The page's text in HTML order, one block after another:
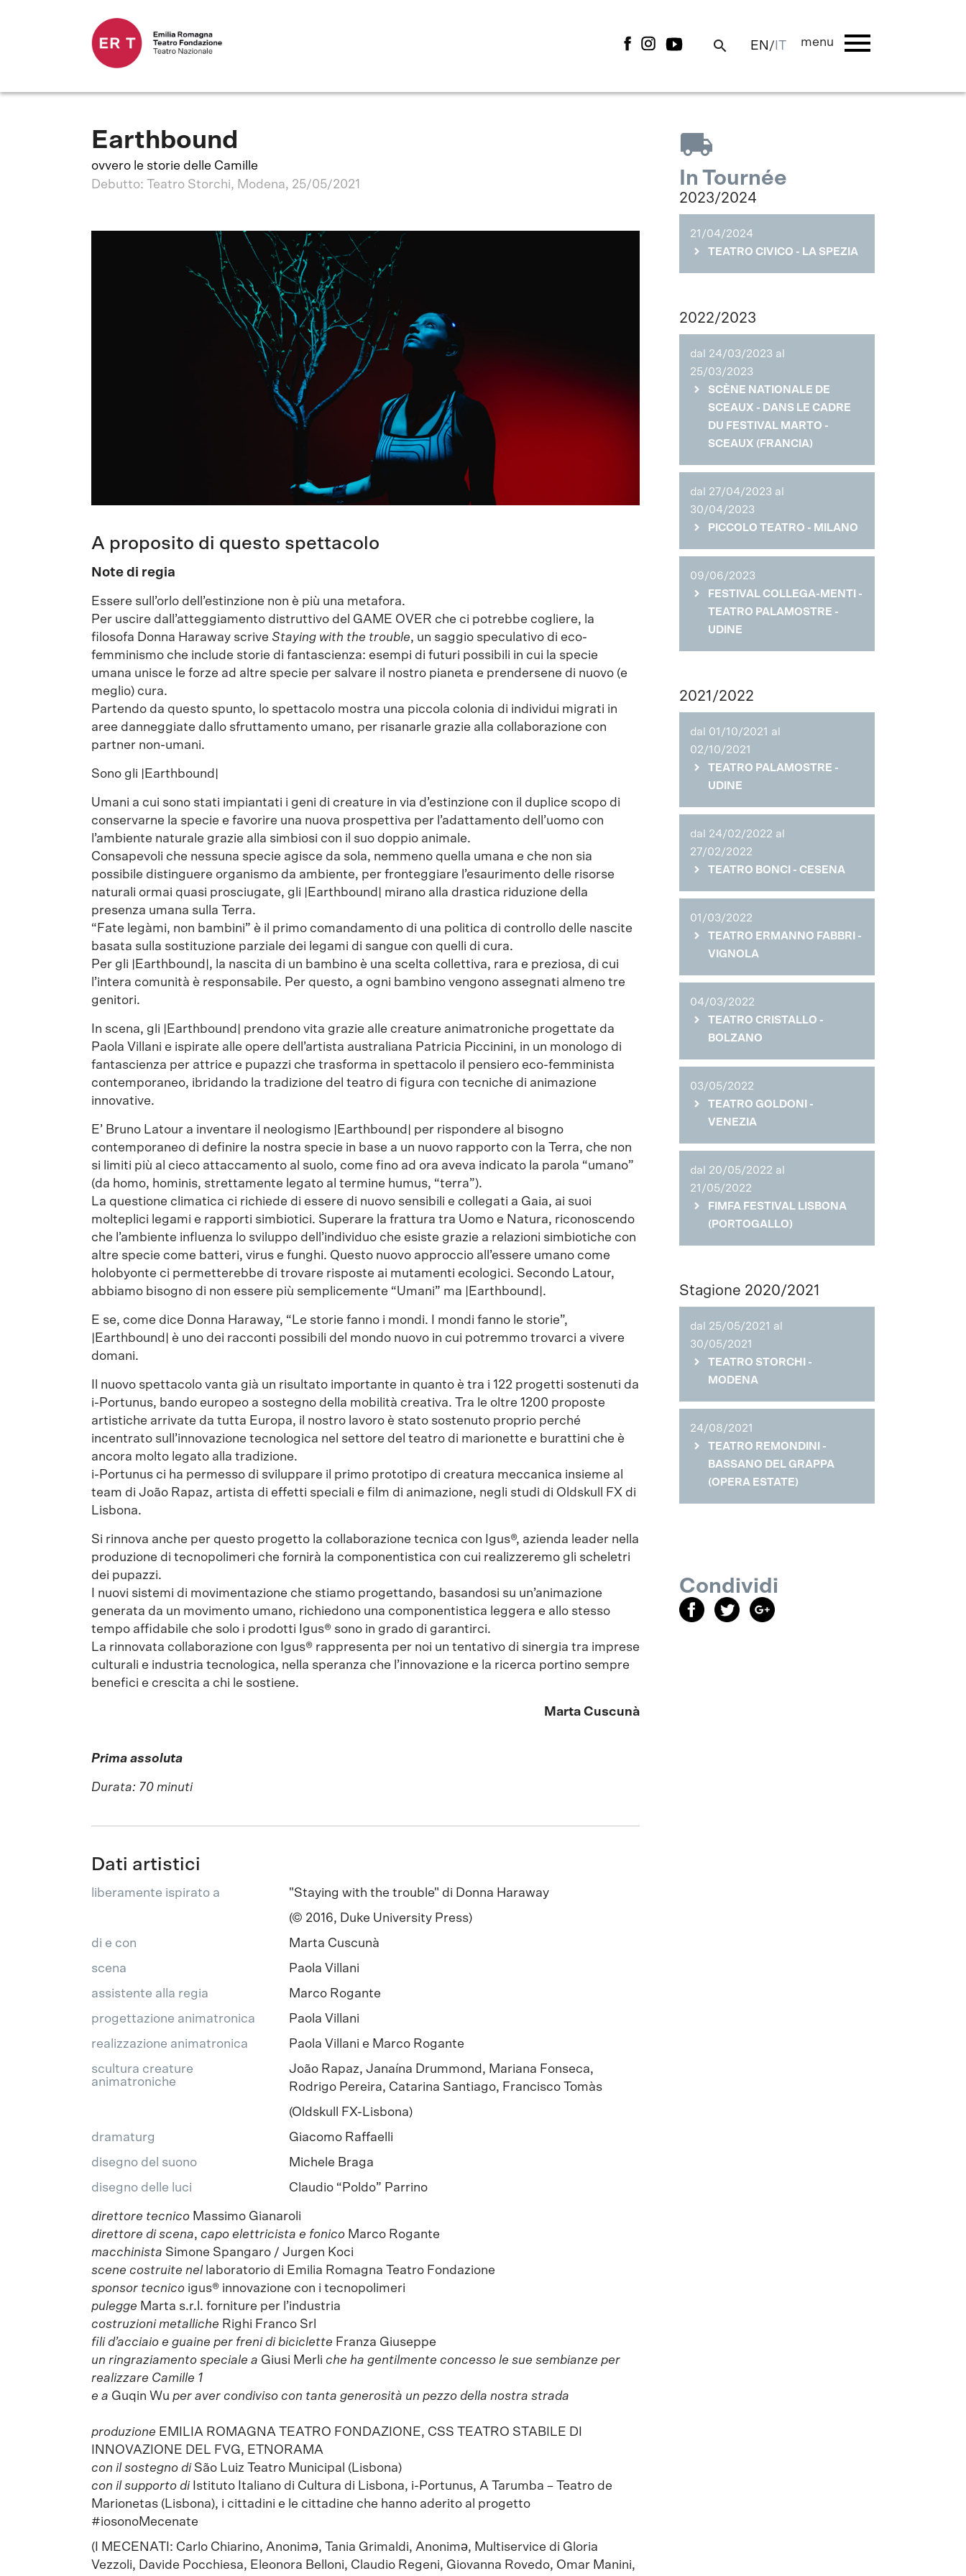
search EN / IT menu menu
Earthbound
ovvero le storie delle Camille
Debutto: Teatro Storchi, Modena, 25/05/2021
A proposito di questo spettacolo
Note di regia
Essere sull’orlo dell’estinzione non è più una metafora.
Per uscire dall’atteggiamento distruttivo del GAME OVER che ci potrebbe cogliere, la
filosofa Donna Haraway scrive Staying with the trouble, un saggio speculativo di eco-
femminismo che include storie di fantascienza: esempi di futuri possibili in cui la specie
umana unisce le forze ad altre specie per salvare il nostro pianeta e prendersene di nuovo (e
meglio) cura.
Partendo da questo spunto, lo spettacolo mostra una piccola colonia di individui migrati in
aree danneggiate dallo sfruttamento umano, per risanarle grazie alla collaborazione con
partner non-umani.
Sono gli |Earthbound|
Umani a cui sono stati impiantati i geni di creature in via d’estinzione con il duplice scopo di
conservarne la specie e favorire una nuova prospettiva per l’adattamento dell’uomo con
l’ambiente naturale grazie alla simbiosi con il suo doppio animale.
Consapevoli che nessuna specie agisce da sola, nemmeno quella umana e che non sia
possibile distinguere organismo da ambiente, per fronteggiare l’esaurimento delle risorse
naturali ormai quasi prosciugate, gli |Earthbound| mirano alla drastica riduzione della
presenza umana sulla Terra.
“Fate legàmi, non bambini” è il primo comandamento di una politica di controllo delle nascite
basata sulla sostituzione parziale dei legami di sangue con quelli di cura.
Per gli |Earthbound|, la nascita di un bambino è una scelta collettiva, rara e preziosa, di cui
l’intera comunità è responsabile. Per questo, a ogni bambino vengono assegnati almeno tre
genitori.
In scena, gli |Earthbound| prendono vita grazie alle creature animatroniche progettate da
Paola Villani e ispirate alle opere dell’artista australiana Patricia Piccinini, in un monologo di
fantascienza per attrice e pupazzi che trasforma in spettacolo il pensiero eco-femminista
contemporaneo, ibridando la tradizione del teatro di figura con tecniche di animazione
innovative.
E’ Bruno Latour a inventare il neologismo |Earthbound| per rispondere al bisogno
contemporaneo di definire la nostra specie in base a un nuovo rapporto con la Terra, che non
si limiti più al cieco attaccamento al suolo, come fino ad ora aveva indicato la parola “umano”
(da homo, hominis, strettamente legato al termine humus, “terra”).
La questione climatica ci richiede di essere di nuovo sensibili e collegati a Gaia, ai suoi
molteplici legami e rapporti simbiotici. Superare la frattura tra Uomo e Natura, riconoscendo
che l’ambiente influenza lo sviluppo dell’individuo che esiste grazie a relazioni simbiotiche con
altre specie come batteri, virus e funghi. Questo nuovo approccio all’essere umano come
holobyonte ci permetterebbe di trovare risposte ai mutamenti ecologici. Secondo Latour,
abbiamo bisogno di non essere più semplicemente “Umani” ma |Earthbound|.
E se, come dice Donna Haraway, “Le storie fanno i mondi. I mondi fanno le storie”,
|Earthbound| è uno dei racconti possibili del mondo nuovo in cui potremmo trovarci a vivere
domani.
Il nuovo spettacolo vanta già un risultato importante in quanto è tra i 122 progetti sostenuti da
i-Portunus, bando europeo a sostegno della mobilità creativa. Tra le oltre 1200 proposte
artistiche arrivate da tutta Europa, il nostro lavoro è stato sostenuto proprio perché
incentrato sull’innovazione tecnologica nel settore del teatro di marionette e burattini che è
ancora molto legato alla tradizione.
i-Portunus ci ha permesso di sviluppare il primo prototipo di creatura meccanica insieme al
team di João Rapaz, artista di effetti speciali e film di animazione, negli studi di Oldskull FX di
Lisbona.
Si rinnova anche per questo progetto la collaborazione tecnica con Igus®, azienda leader nella
produzione di tecnopolimeri che fornirà la componentistica con cui realizzeremo gli scheletri
dei pupazzi.
I nuovi sistemi di movimentazione che stiamo progettando, basandosi su un’animazione
generata da un movimento umano, richiedono una componentistica leggera e allo stesso
tempo affidabile che solo i prodotti Igus® sono in grado di garantirci.
La rinnovata collaborazione con Igus® rappresenta per noi un tentativo di sinergia tra imprese
culturali e industria tecnologica, nella speranza che l’innovazione e la ricerca portino sempre
benefici e crescita a chi le sostiene.
Marta Cuscunà
Prima assoluta
Durata: 70 minuti
Dati artistici
liberamente ispirato a
"Staying with the trouble" di Donna Haraway
(© 2016, Duke University Press)
di e con
Marta Cuscunà
scena
Paola Villani
assistente alla regia
Marco Rogante
progettazione animatronica
Paola Villani
realizzazione animatronica
Paola Villani e Marco Rogante
scultura creature
animatroniche
João Rapaz, Janaína Drummond, Mariana Fonseca,
Rodrigo Pereira, Catarina Santiago, Francisco Tomàs
(Oldskull FX-Lisbona)
dramaturg
Giacomo Raffaelli
disegno del suono
Michele Braga
disegno delle luci
Claudio “Poldo” Parrino
direttore tecnico Massimo Gianaroli
direttore di scena, capo elettricista e fonico Marco Rogante
macchinista Simone Spangaro / Jurgen Koci
scene costruite nel laboratorio di Emilia Romagna Teatro Fondazione
sponsor tecnico igus® innovazione con i tecnopolimeri
pulegge Marta s.r.l. forniture per l’industria
costruzioni metalliche Righi Franco Srl
fili d’acciaio e guaine per freni di biciclette Franza Giuseppe
un ringraziamento speciale a Giusi Merli che ha gentilmente concesso le sue sembianze per
realizzare Camille 1
e a Guqin Wu per aver condiviso con tanta generosità un pezzo della nostra strada
produzione EMILIA ROMAGNA TEATRO FONDAZIONE, CSS TEATRO STABILE DI
INNOVAZIONE DEL FVG, ETNORAMA
con il sostegno diSão Luiz Teatro Municipal (Lisbona)
con il supporto di Istituto Italiano di Cultura di Lisbona, i-Portunus, A Tarumba – Teatro de
Marionetas (Lisbona), i cittadini e le cittadine che hanno aderito al progetto
#iosonoMecenate
(I MECENATI: Carlo Chiarino, Anonimə, Tania Grimaldi, Anonimə, Multiservice di Gloria
Vezzoli, Davide Pocchiesa, Eleonora Belloni, Claudio Regeni, Giovanna Rovedo, Omar Manini,
local_shipping
In Tournée
2023/2024
21/04/2024
TEATRO CIVICO - LA SPEZIA
2022/2023
dal 24/03/2023 al
25/03/2023
SCÈNE NATIONALE DE
SCEAUX - DANS LE CADRE
DU FESTIVAL MARTO -
SCEAUX (FRANCIA)
dal 27/04/2023 al
30/04/2023
PICCOLO TEATRO - MILANO
09/06/2023
FESTIVAL COLLEGA-MENTI -
TEATRO PALAMOSTRE -
UDINE
2021/2022
dal 01/10/2021 al
02/10/2021
TEATRO PALAMOSTRE -
UDINE
dal 24/02/2022 al
27/02/2022
TEATRO BONCI - CESENA
01/03/2022
TEATRO ERMANNO FABBRI -
VIGNOLA
04/03/2022
TEATRO CRISTALLO -
BOLZANO
03/05/2022
TEATRO GOLDONI -
VENEZIA
dal 20/05/2022 al
21/05/2022
FIMFA FESTIVAL LISBONA
(PORTOGALLO)
Stagione 2020/2021
dal 25/05/2021 al
30/05/2021
TEATRO STORCHI -
MODENA
24/08/2021
TEATRO REMONDINI -
BASSANO DEL GRAPPA
(OPERA ESTATE)
Condividi